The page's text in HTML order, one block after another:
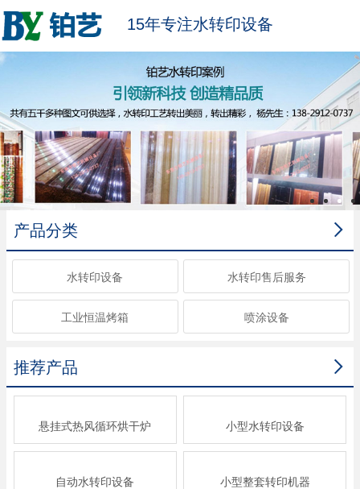
15年专注水转印设备

产品分类
水转印设备 水转印售后服务
工业恒温烤箱 喷涂设备

推荐产品
悬挂式热风循环烘干炉 小型水转印设备
自动水转印设备 小型整套转印机器